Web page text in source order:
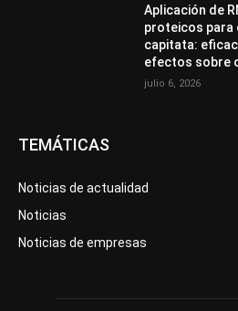
Aplicación de
proteicos para
capitata:
efectos sobre
julio 6, 2026
TEMÁTICAS
Noticias de actualidad
Noticias
Noticias de empresas